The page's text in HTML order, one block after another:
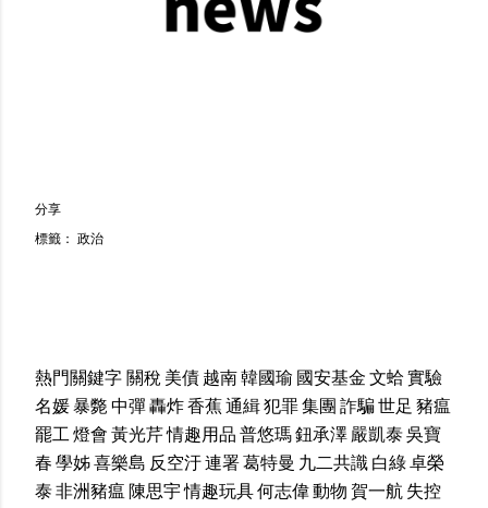
分享
標籤： 政治
熱門關鍵字關稅美債越南韓國瑜 國安基金文蛤實驗
名媛暴斃中彈轟炸香蕉通緝犯罪集團詐騙世足 豬瘟
罷工燈會黃光芹情趣用品普悠瑪鈕承澤嚴凱泰吳寶
春學姊喜樂島 反空汙連署葛特曼 九二共識白綠卓榮
泰非洲豬瘟陳思宇情趣玩具何志偉動物賀一航失控